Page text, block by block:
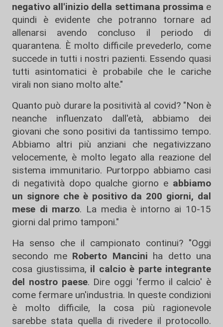
negativo all'inizio della settimana prossima e
quindi è evidente che potranno tornare ad
allenarsi avendo concluso il periodo di
quarantena. È molto difficile prevederlo, come
succede in tutti i nostri pazienti. Essendo quasi
tutti asintomatici è probabile che le cariche
virali non siano molto alte."
Quanto può durare la positività al covid? "Non è
neanche influenzato dall'età, abbiamo dei
giovani che sono positivi da tantissimo tempo.
Abbiamo altri più anziani che negativizzano
velocemente, è molto legato alla reazione del
sistema immunitario. Purtorppo abbiamo casi
di negatività dopo qualche giorno e abbiamo
un signore che è positivo da 200 giorni, dal
mese di marzo. La media è intorno ai 10-15
giorni dal primo tamponi."
Ha senso che il campionato continui? "Oggi
secondo me Roberto Mancini ha detto una
cosa giustissima, il calcio è parte integrante
del nostro paese. Dire oggi 'fermo il calcio' è
come fermare un'industria. In queste condizioni
è molto difficile, la cosa più ragionevole
sarebbe stata quella di rivedere il protocollo.